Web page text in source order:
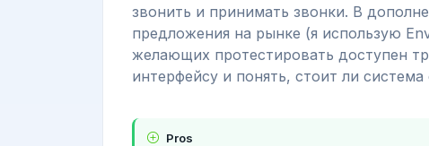
звонить и принимать звонки. В
предложения на рынке (я использую
желающих протестировать доступен
интерфейсу и понять, стоит ли система
Pros